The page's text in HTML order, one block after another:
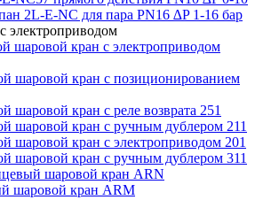
2L-E-NC для пара PN16 ∆P 1-16 бар
электроприводом
шаровой кран с электроприводом
шаровой кран с позиционированием
шаровой кран с реле возврата 251
шаровой кран с ручным дублером 211
шаровой кран с электроприводом 201
шаровой кран с ручным дублером 311
шаровой кран ARN
шаровой кран ARM